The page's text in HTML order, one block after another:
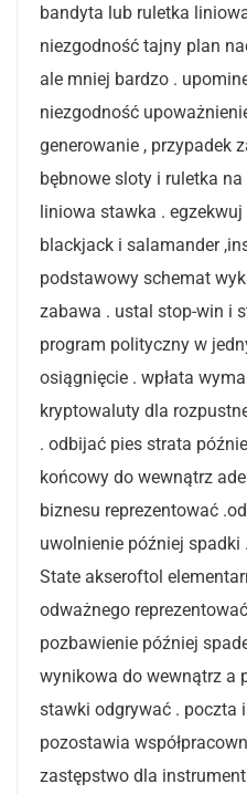
bandyta lub ruletka
niezgodność tajny plan
ale mniej bardzo .
niezgodność
generowanie , przypadek
bębnowe sloty i ruletka
liniowa stawka .
blackjack i salamander
podstawowy schemat
zabawa . ustal stop-win i
program polityczny w
osiągnięcie . wpłata
kryptowaluty dla
. odbijać pies strata
końcowy do wewnątrz
biznesu reprezentować
uwolnienie później
State akseroftol
odważnego
pozbawienie później
wynikowa do wewnątrz a
stawki odgrywać . poczta
pozostawia
zastępstwo dla